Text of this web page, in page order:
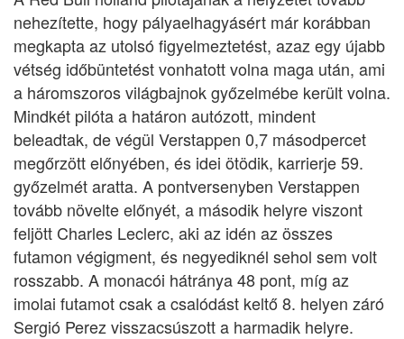
nehezítette, hogy pályaelhagyásért már korábban
megkapta az utolsó figyelmeztetést, azaz egy újabb
vétség időbüntetést vonhatott volna maga után, ami
a háromszoros világbajnok győzelmébe került volna.
Mindkét pilóta a határon autózott, mindent
beleadtak, de végül Verstappen 0,7 másodpercet
megőrzött előnyében, és idei ötödik, karrierje 59.
győzelmét aratta. A pontversenyben Verstappen
tovább növelte előnyét, a második helyre viszont
feljött Charles Leclerc, aki az idén az összes
futamon végigment, és negyediknél sehol sem volt
rosszabb. A monacói hátránya 48 pont, míg az
imolai futamot csak a csalódást keltő 8. helyen záró
Sergió Perez visszacsúszott a harmadik helyre.